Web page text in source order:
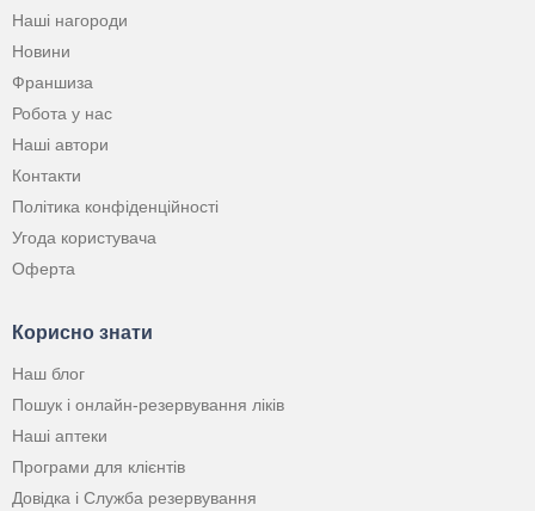
Наші нагороди
Новини
Франшиза
Робота у нас
Наші автори
Контакти
Політика конфіденційності
Угода користувача
Оферта
Корисно знати
Наш блог
Пошук і онлайн-резервування ліків
Наші аптеки
Програми для клієнтів
Довідка і Служба резервування